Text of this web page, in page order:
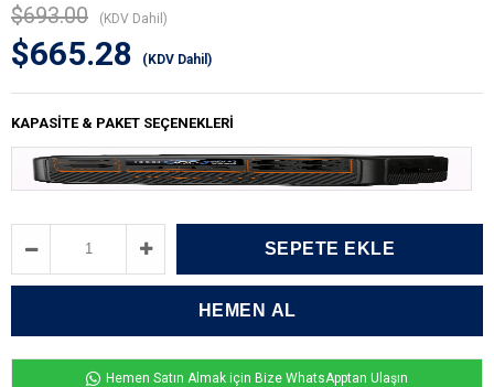
$693.00 (KDV Dahil)
$665.28 (KDV Dahil)
KAPASITE & PAKET SEÇENEKLERI
Hemen Satın Almak için Bize WhatsApptan Ulaşın